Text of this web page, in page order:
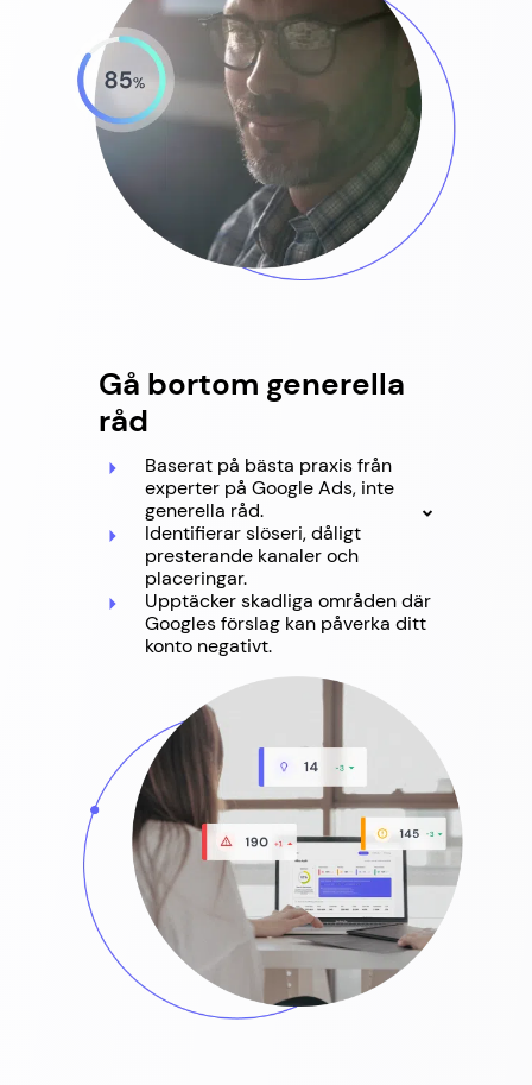
Gå bortom generella
råd
Baserat på bästa praxis från
experter på Google Ads, inte
generella råd.
Identifierar slöseri, dåligt
presterande kanaler och
placeringar.
Upptäcker skadliga områden där
Googles förslag kan påverka ditt
konto negativt.